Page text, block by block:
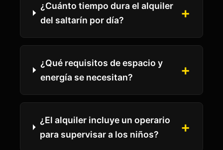
¿Cuánto tiempo dura el alquiler
del saltarín por día?
+
¿Qué requisitos de espacio y
energía se necesitan?
+
¿El alquiler incluye un operario
para supervisar a los niños?
+